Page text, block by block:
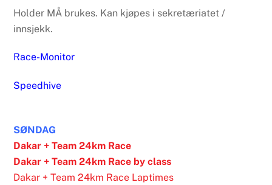
Holder MÅ brukes. Kan kjøpes i sekretæriatet /
innsjekk.
Race-Monitor
Speedhive
SØNDAG
Dakar + Team 24km Race
Dakar + Team 24km Race by class
Dakar + Team 24km Race Laptimes